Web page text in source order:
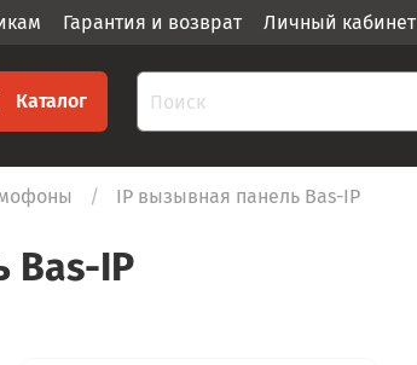
Гарантия и возврат Личный кабинет
Каталог
IP вызывная панель Bas-IP
Bas-IP